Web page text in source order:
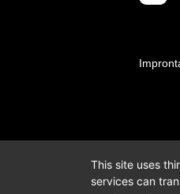
This site uses
services can